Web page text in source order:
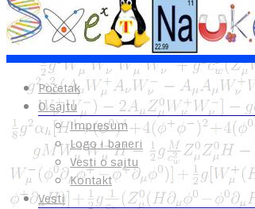
Početak
O sajtu
Impresum
Logo i baneri
Vesti o sajtu
Kontakt
Vesti